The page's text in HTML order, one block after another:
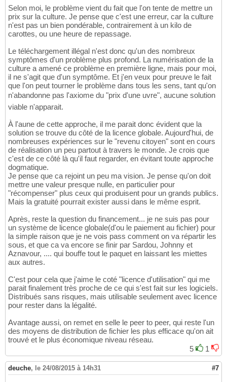
Selon moi, le problème vient du fait que l'on tente de mettre un
prix sur la culture. Je pense que c'est une erreur, car la culture
n'est pas un bien pondérable, contrairement à un kilo de
carottes, ou une heure de repassage.
Le téléchargement illégal n'est donc qu'un des nombreux
symptômes d'un problème plus profond. La numérisation de la
culture a amené ce problème en première ligne, mais pour moi,
il ne s'agit que d'un symptôme. Et j'en veux pour preuve le fait
que l'on peut tourner le problème dans tous les sens, tant qu'on
n'abandonne pas l'axiome du "prix d'une uvre", aucune solution
viable n'apparait.
À l'aune de cette approche, il me parait donc évident que la
solution se trouve du côté de la licence globale. Aujourd'hui, de
nombreuses expériences sur le "revenu citoyen" sont en cours
de réalisation un peu partout à travers le monde. Je crois que
c'est de ce côté là qu'il faut regarder, en évitant toute approche
dogmatique.
Je pense que ca rejoint un peu ma vision. Je pense qu'on doit
mettre une valeur presque nulle, en particulier pour
"récompenser" plus ceux qui produisent pour un grands publics.
Mais la gratuité pourrait exister aussi dans le même esprit.
Après, reste la question du financement... je ne suis pas pour
un système de licence globale(d'ou le paiement au fichier) pour
la simple raison que je ne vois pass comment on va répartir les
sous, et que ca va encore se finir par Sardou, Johnny et
Aznavour, .... qui bouffe tout le paquet en laissant les miettes
aux autres.
C'est pour cela que j'aime le coté "licence d'utilisation" qui me
parait finalement très proche de ce qui s'est fait sur les logiciels.
Distribués sans risques, mais utilisable seulement avec licence
pour rester dans la légalité.
Avantage aussi, on remet en selle le peer to peer, qui reste l'un
des moyens de distribution de fichier les plus efficace qu'on ait
trouvé et le plus économique niveau réseau.
5
1
deuche, le 24/08/2015 à 14h31 #7